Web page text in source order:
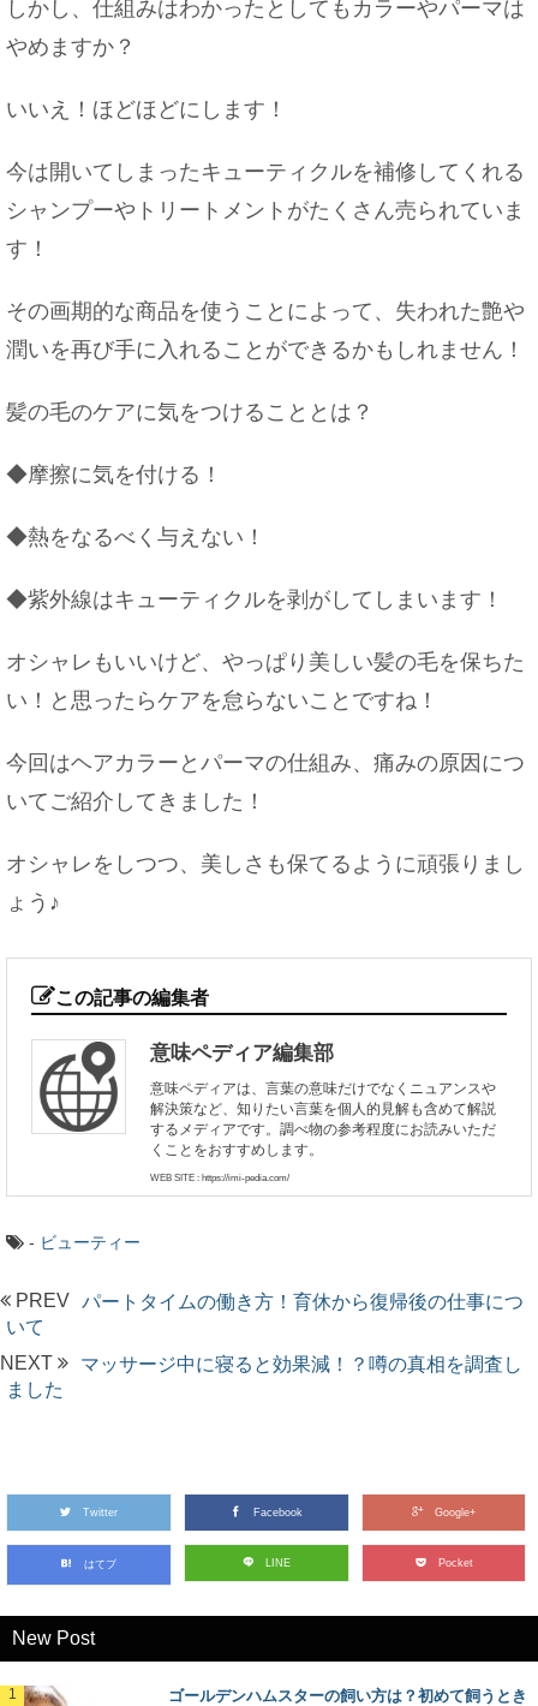
しかし、仕組みはわかったとしてもカラーやパーマは
やめますか？
いいえ！ほどほどにします！
今は開いてしまったキューティクルを補修してくれる
シャンプーやトリートメントがたくさん売られていま
す！
その画期的な商品を使うことによって、失われた艶や
潤いを再び手に入れることができるかもしれません！
髪の毛のケアに気をつけることとは？
◆摩擦に気を付ける！
◆熱をなるべく与えない！
◆紫外線はキューティクルを剥がしてしまいます！
オシャレもいいけど、やっぱり美しい髪の毛を保ちた
い！と思ったらケアを怠らないことですね！
今回はヘアカラーとパーマの仕組み、痛みの原因につ
いてご紹介してきました！
オシャレをしつつ、美しさも保てるように頑張りまし
ょう♪
この記事の編集者
意味ペディア編集部
意味ペディアは、言葉の意味だけでなくニュアンスや
解決策など、知りたい言葉を個人的見解も含めて解説
するメディアです。調べ物の参考程度にお読みいただ
くことをおすすめします。
WEB SITE : https://imi-pedia.com/
- ビューティー
PREV パートタイムの働き方！育休から復帰後の仕事につ
いて
NEXT
マッサージ中に寝ると効果減！？噂の真相を調査し
ました
Twitter Facebook Google+
はてブ LINE Pocket
New Post
ゴールデンハムスターの飼い方は？初めて飼うとき